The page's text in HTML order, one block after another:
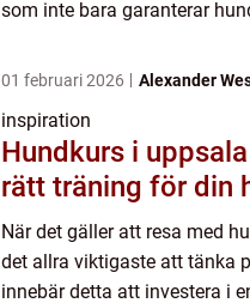
som inte bara garanterar
01 februari 2026 Alexander
inspiration
Hundkurs i uppsala så väljer du
rätt träning för din
När det gäller att resa med
det allra viktigaste att tänka
innebär detta att investera i